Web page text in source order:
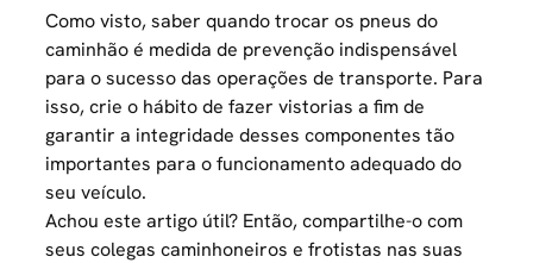
Como visto, saber quando trocar os pneus do
caminhão é medida de prevenção indispensável
para o sucesso das operações de transporte. Para
isso, crie o hábito de fazer vistorias a fim de
garantir a integridade desses componentes tão
importantes para o funcionamento adequado do
seu veículo.
Achou este artigo útil? Então, compartilhe-o com
seus colegas caminhoneiros e frotistas nas suas